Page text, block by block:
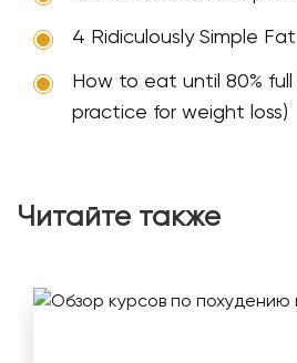
4 Ridiculously Simple
How to eat until 80% full
practice for weight loss)
Читайте также